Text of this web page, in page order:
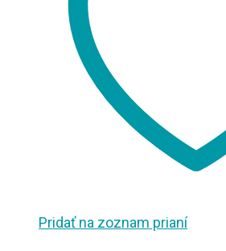
Pridať na zoznam prianí